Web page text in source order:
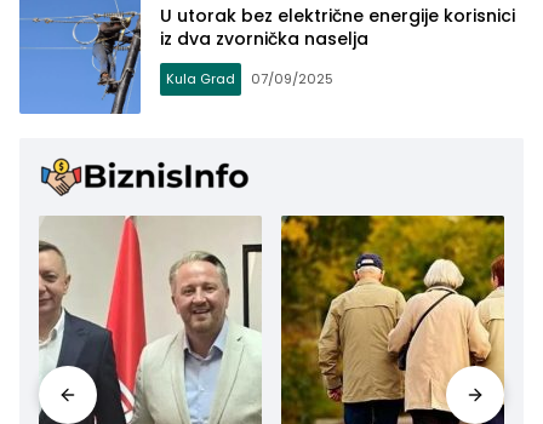
U utorak bez električne energije korisnici
iz dva zvornička naselja
Kula Grad 07/09/2025